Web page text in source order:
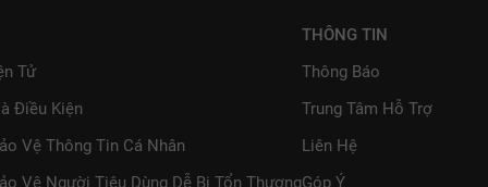
Tử
Điều Kiện
Vệ Thông Tin Cá Nhân
Vệ Người Tiêu Dùng Dễ Bị Tổn Thương
THÔNG TIN
Thông Báo
Trung Tâm Hỗ Trợ
Liên Hệ
Góp Ý